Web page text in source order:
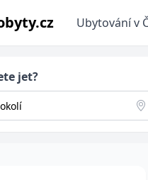
Ubytování v
jet?